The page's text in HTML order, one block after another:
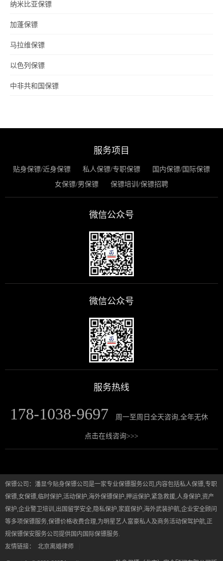
纳米比亚保镖
加蓬保镖
马拉维保镖
以色列保镖
中非共和国保镖
服务项目
贴身保镖/近身保镖 私人保镖/专职保镖
国内保镖/国际保镖
女保镖/男保镖
保镖培训/保镖招聘
微信公众号
微信公众号
服务热线
178-1038-9697 周一至周日全天咨询,全年无休
点击在线咨询>>>
保镖公司：潘显今贴身保镖公司是一家专业保镖服务公司,内容包括私人保镖,专职
保镖,女保镖,临时保护,活动保护,海外保镖保护,押运保护,紧急救援,人身保护,资产
保护,企业警卫培训,出国留学安全,隐私保护,家庭保护,海外武装护航,企业安全顾问
等多项保镖服务,保镖价格收费合理,为明星艺人富豪私人及商务活动保驾护航,正
规保镖保安服务公司提供国内国际保镖服务.
友情链接：
北京离婚律师